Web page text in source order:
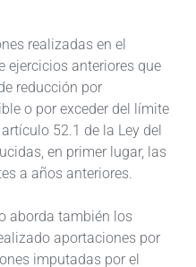
realizadas en el
ejercicios anteriores que
reducción por
o por exceder del límite
52.1 de la Ley del
en primer lugar, las
a años anteriores.
aborda también los
aportaciones por
imputadas por el